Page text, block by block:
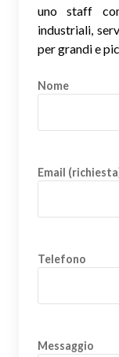
uno staff
industriali,
per grandi e
Nome
Email
Telefono
Messaggio